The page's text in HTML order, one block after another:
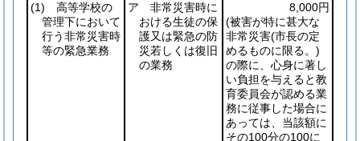
(1) 高等学校の
管理下において
行う非常災害時
等の緊急業務
ア 非常災害時に
おける生徒の保
護又は緊急の防
災若しくは復旧
の業務
8,000円
(被害が特に甚大な
非常災害(市長の定
めるものに限る。)
の際に、心身に著し
い負担を与えると教
育委員会が認める業
務に従事した場合に
あっては、当該額に
その100分の100に